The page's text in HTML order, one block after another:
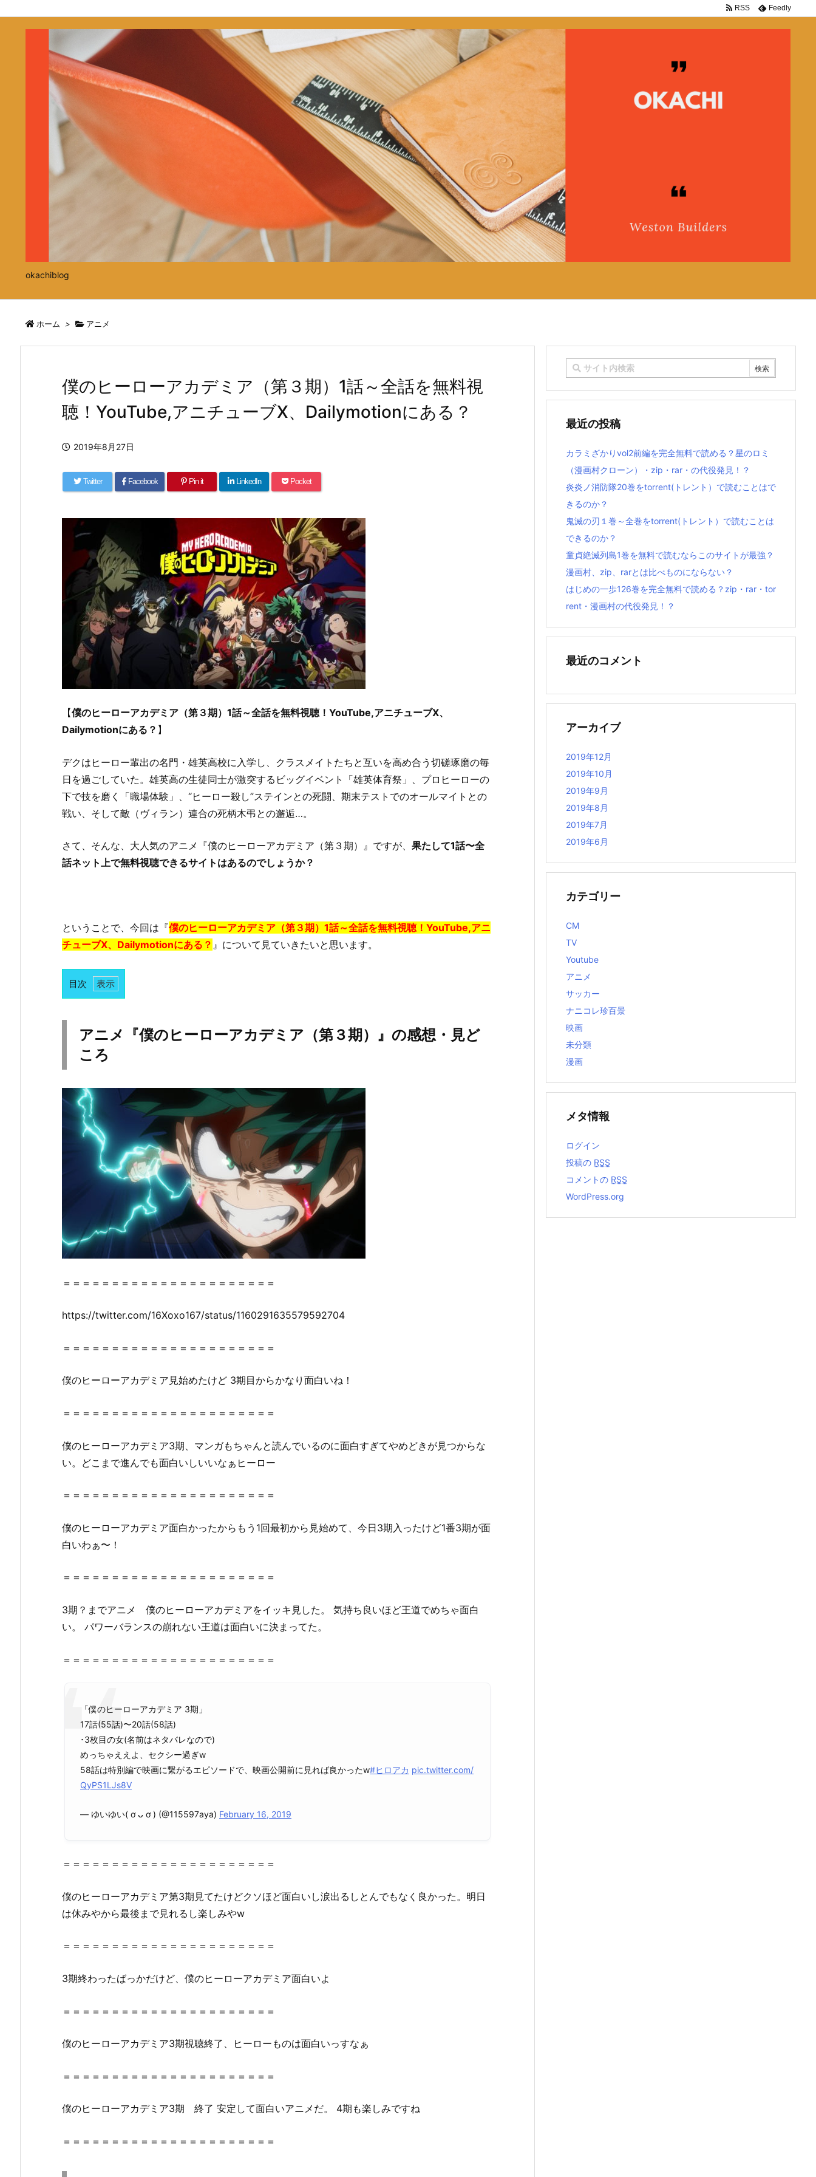
okachiblog
RSS Feedly
ホーム > アニメ
僕のヒーローアカデミア（第３期）1話～全話を無料視
聴！YouTube,アニチューブX、Dailymotionにある？
2019年8月27日
Twitter Facebook Pin it LinkedIn Pocket
【僕のヒーローアカデミア（第３期）1話～全話を無料視聴！YouTube,アニチューブX、
Dailymotionにある？ 】
デクはヒーロー輩出の名門・雄英高校に入学し、クラスメイトたちと互いを高め合う切磋琢磨の毎
日を過ごしていた。雄英高の生徒同士が激突するビッグイベント「雄英体育祭」、プロヒーローの
下で技を磨く「職場体験」、“ヒーロー殺し”ステインとの死闘、期末テストでのオールマイトとの
戦い、そして敵（ヴィラン）連合の死柄木弔との邂逅…。
さて、そんな、大人気のアニメ『僕のヒーローアカデミア（第３期）』ですが、 果たして1話〜全
話ネット上で無料視聴できるサイトはあるのでしょうか？
ということで、今回は『僕のヒーローアカデミア（第３期）1話～全話を無料視聴！YouTube,アニ
チューブX、Dailymotionにある？ 』について見ていきたいと思います。
目次
1.
『僕
ヒ
ー
３
期）』
感
見
こ
2.
ー
ー
カ
ミ
ア
３
1
聴！
ア
チ
ュ
a
l
m
t
o
に
アニメ『僕のヒーローアカデミア（第３期）』の感想・見ど
ころ
＝＝＝＝＝＝＝＝＝＝＝＝＝＝＝＝＝＝＝＝＝＝
https://twitter.com/16Xoxo167/status/1160291635579592704
＝＝＝＝＝＝＝＝＝＝＝＝＝＝＝＝＝＝＝＝＝＝
僕のヒーローアカデミア見始めたけど 3期目からかなり面白いね！
＝＝＝＝＝＝＝＝＝＝＝＝＝＝＝＝＝＝＝＝＝＝
僕のヒーローアカデミア3期、マンガもちゃんと読んでいるのに面白すぎてやめどきが見つからな
い。どこまで進んでも面白いしいいなぁヒーロー
＝＝＝＝＝＝＝＝＝＝＝＝＝＝＝＝＝＝＝＝＝＝
僕のヒーローアカデミア面白かったからもう1回最初から見始めて、今日3期入ったけど1番3期が面
白いわぁ〜！
＝＝＝＝＝＝＝＝＝＝＝＝＝＝＝＝＝＝＝＝＝＝
3期？までアニメ 僕のヒーローアカデミアをイッキ見した。 気持ち良いほど王道でめちゃ面白
い。 パワーバランスの崩れない王道は面白いに決まってた。
＝＝＝＝＝＝＝＝＝＝＝＝＝＝＝＝＝＝＝＝＝＝
「僕のヒーローアカデミア 3期」
17話(55話)〜20話(58話)
･3枚目の女(名前はネタバレなので)
めっちゃええよ、セクシー過ぎw
58話は特別編で映画に繋がるエピソードで、映画公開前に見れば良かったw#ヒロアカ pic.twitter.com/
QyPS1LJs8V
— ゆいゆい( ơ ᴗ ơ ) (@115597aya) February 16, 2019
＝＝＝＝＝＝＝＝＝＝＝＝＝＝＝＝＝＝＝＝＝＝
僕のヒーローアカデミア第3期見てたけどクソほど面白いし涙出るしとんでもなく良かった。明日
は休みやから最後まで見れるし楽しみやw
＝＝＝＝＝＝＝＝＝＝＝＝＝＝＝＝＝＝＝＝＝＝
3期終わったばっかだけど、僕のヒーローアカデミア面白いよ
＝＝＝＝＝＝＝＝＝＝＝＝＝＝＝＝＝＝＝＝＝＝
僕のヒーローアカデミア3期視聴終了、ヒーローものは面白いっすなぁ
＝＝＝＝＝＝＝＝＝＝＝＝＝＝＝＝＝＝＝＝＝＝
僕のヒーローアカデミア3期 終了 安定して面白いアニメだ。 4期も楽しみですね
＝＝＝＝＝＝＝＝＝＝＝＝＝＝＝＝＝＝＝＝＝＝
最近の投稿
カラミざかりvol2前編を完全無料で読める？星のロミ
（漫画村クローン）・zip・rar・の代役発見！？
炎炎ノ消防隊20巻をtorrent(トレント）で読むことはで
きるのか？
鬼滅の刃１巻～全巻をtorrent(トレント）で読むことは
できるのか？
童貞絶滅列島1巻を無料で読むならこのサイトが最強？
漫画村、zip、rarとは比べものにならない？
はじめの一歩126巻を完全無料で読める？zip・rar・tor
rent・漫画村の代役発見！？
最近のコメント
アーカイブ
2019年12月
2019年10月
2019年9月
2019年8月
2019年7月
2019年6月
カテゴリー
CM
TV
Youtube
アニメ
サッカー
ナニコレ珍百景
映画
未分類
漫画
メタ情報
ログイン
投稿の RSS
コメントの RSS
WordPress.org